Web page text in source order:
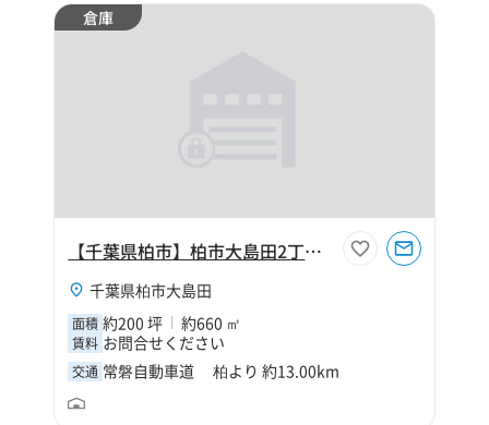
倉庫
【千葉県柏市】柏市大島田2丁目200坪危険物倉庫
千葉県柏市大島田
面積 約200 坪 約660 ㎡
賃料 お問合せください
交通 常磐自動車道 柏より 約13.00km